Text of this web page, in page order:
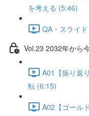
を考える (5:46)
QA・スライ
Vol.23 2032年から
A01【振り返
転 (6:15)
A02【ゴール